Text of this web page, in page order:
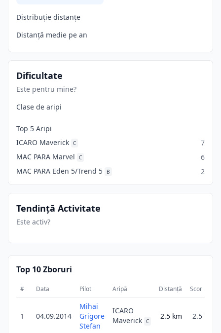
Distribuție distanțe
Distanță medie pe an
Dificultate
Este pentru mine?
Clase de aripi
Top 5 Aripi
ICARO Maverick C
7
MAC PARA Marvel
C
6
MAC PARA Eden 5/Trend 5
B 2
Tendință Activitate
Este activ?
Top 10 Zboruri
# Data Pilot Aripă Distanță Scor
1 04.09.2014
Mihai
Grigore
Stefan
ICARO
Maverick C
2.5 km 2.5